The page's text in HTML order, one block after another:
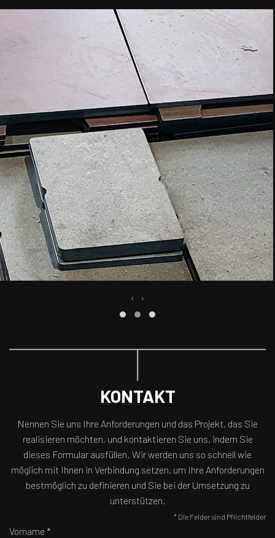
‹ ›
KONTAKT
Nennen Sie uns Ihre Anforderungen und das Projekt, das Sie
realisieren möchten, und kontaktieren Sie uns, indem Sie
dieses Formular ausfüllen. Wir werden uns so schnell wie
möglich mit Ihnen in Verbindung setzen, um Ihre Anforderungen
bestmöglich zu definieren und Sie bei der Umsetzung zu
unterstützen.
* Die Felder sind Pflichtfelder
Vorname *